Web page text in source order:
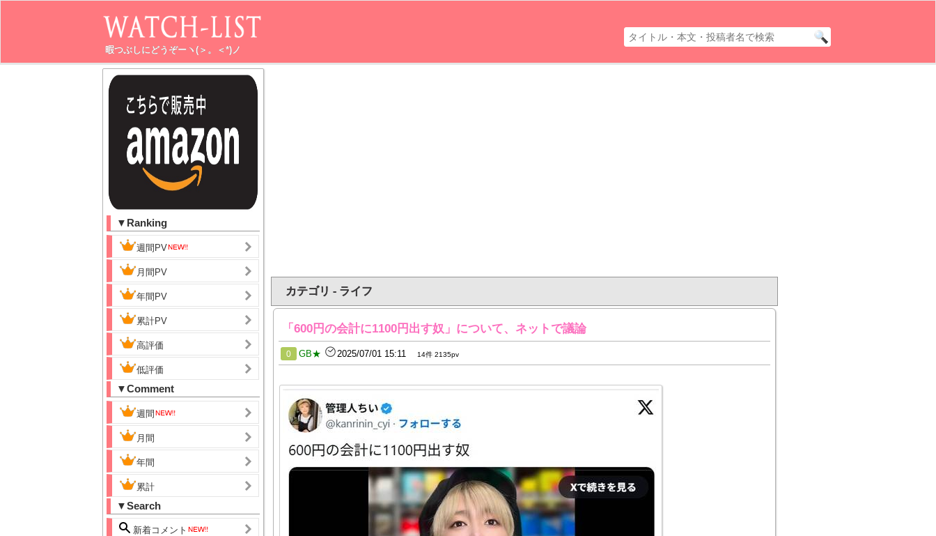
暇つぶしにどうぞーヽ(＞。＜*)ノ
▼Ranking
週間PV
月間PV
年間PV
累計PV
高評価
低評価
▼Comment
週間
月間
年間
累計
▼Search
新着コメント
カテゴリ - ライフ
「600円の会計に1100円出す奴」について、ネットで議論
0 GB★ 2025/07/01 15:11 14件 2135pv